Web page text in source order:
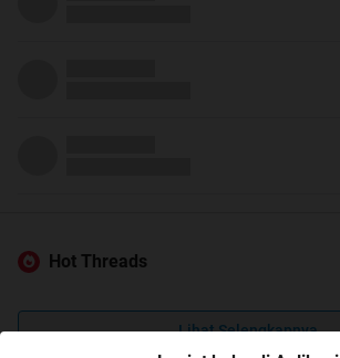
Hot Threads
Lihat Selengkapnya